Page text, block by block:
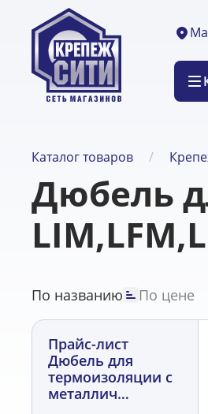
Каталог товаров
Дюбель
По названию По цене
Прайс-лист
Дюбель для
термоизоляции с
металлич